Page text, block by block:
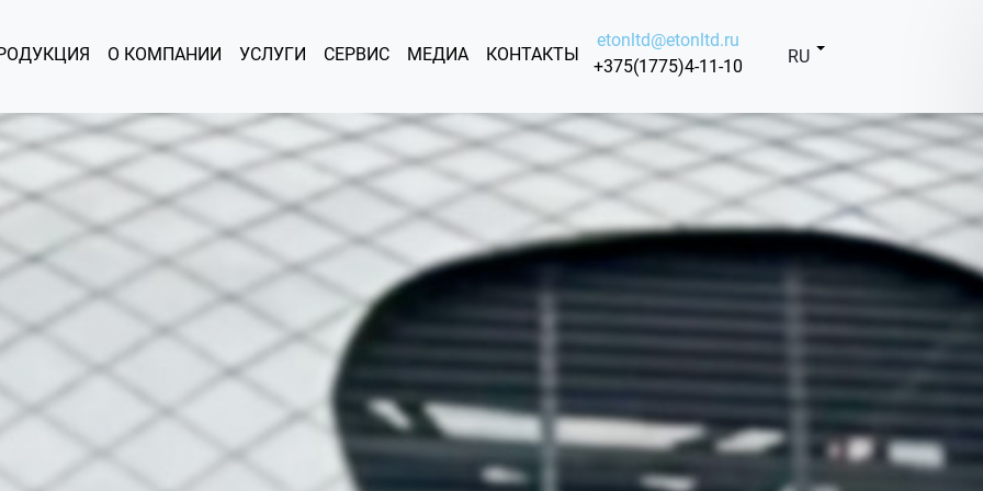
О КОМПАНИИ УСЛУГИ СЕРВИС МЕДИА КОНТАКТЫ
etonltd@etonltd.ru
+375(1775)4-11-10
RU